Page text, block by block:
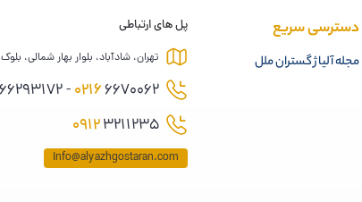
دسترسی سریع
مجله آلیاژ گستران ملل
پل های ارتباطی
تهران، شادآباد، بلوار بهار شمالی، بلوک B، پلاک 12
02166670062 - 02166293172
09123211235
Info@alyazhgostaran.com